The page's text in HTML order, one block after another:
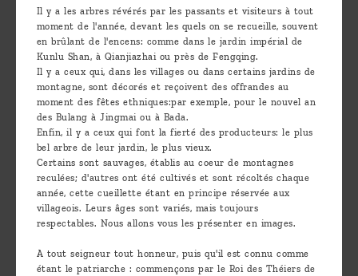
Il y a les arbres révérés par les passants et visiteurs à tout
moment de l'année, devant les quels on se recueille, souvent
en brûlant de l'encens: comme dans le jardin impérial de
Kunlu Shan, à Qianjiazhai ou près de Fengqing.
Il y a ceux qui, dans les villages ou dans certains jardins de
montagne, sont décorés et reçoivent des offrandes au
moment des fêtes ethniques:par exemple, pour le nouvel an
des Bulang à Jingmai ou à Bada.
Enfin, il y a ceux qui font la fierté des producteurs: le plus
bel arbre de leur jardin, le plus vieux.
Certains sont sauvages, établis au coeur de montagnes
reculées; d'autres ont été cultivés et sont récoltés chaque
année, cette cueillette étant en principe réservée aux
villageois. Leurs âges sont variés, mais toujours
respectables. Nous allons vous les présenter en images.
A tout seigneur tout honneur, puis qu'il est connu comme
étant le patriarche : commençons par le Roi des Théiers de